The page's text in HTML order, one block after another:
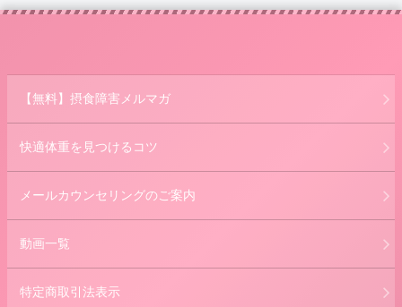
【無料】摂食障害メルマガ
快適体重を見つけるコツ
メールカウンセリングのご案内
動画一覧
特定商取引法表示